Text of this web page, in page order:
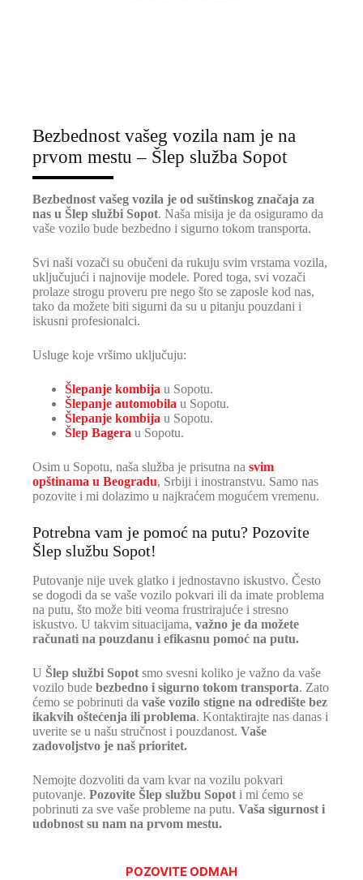
Bezbednost vašeg vozila nam je na
prvom mestu – Šlep služba Sopot
Bezbednost vašeg vozila je od suštinskog značaja za
nas u Šlep službi Sopot. Naša misija je da osiguramo da
vaše vozilo bude bezbedno i sigurno tokom transporta.
Svi naši vozači su obučeni da rukuju svim vrstama vozila,
uključujući i najnovije modele. Pored toga, svi vozači
prolaze strogu proveru pre nego što se zaposle kod nas,
tako da možete biti sigurni da su u pitanju pouzdani i
iskusni profesionalci.
Usluge koje vršimo uključuju:
Šlepanje kombija u Sopotu.
Šlepanje automobila u Sopotu.
Šlepanje kombija u Sopotu.
Šlep Bagera u Sopotu.
Osim u Sopotu, naša služba je prisutna na svim
opštinama u Beogradu, Srbiji i inostranstvu. Samo nas
pozovite i mi dolazimo u najkraćem mogućem vremenu.
Potrebna vam je pomoć na putu? Pozovite
Šlep službu Sopot!
Putovanje nije uvek glatko i jednostavno iskustvo. Često
se dogodi da se vaše vozilo pokvari ili da imate problema
na putu, što može biti veoma frustrirajuće i stresno
iskustvo. U takvim situacijama, važno je da možete
računati na pouzdanu i efikasnu pomoć na putu.
U Šlep službi Sopot smo svesni koliko je važno da vaše
vozilo bude bezbedno i sigurno tokom transporta. Zato
ćemo se pobrinuti da vaše vozilo stigne na odredište bez
ikakvih oštećenja ili problema. Kontaktirajte nas danas i
uverite se u našu stručnost i pouzdanost. Vaše
zadovoljstvo je naš prioritet.
Nemojte dozvoliti da vam kvar na vozilu pokvari
putovanje. Pozovite Šlep službu Sopot i mi ćemo se
pobrinuti za sve vaše probleme na putu. Vaša sigurnost i
udobnost su nam na prvom mestu.
POZOVITE ODMAH